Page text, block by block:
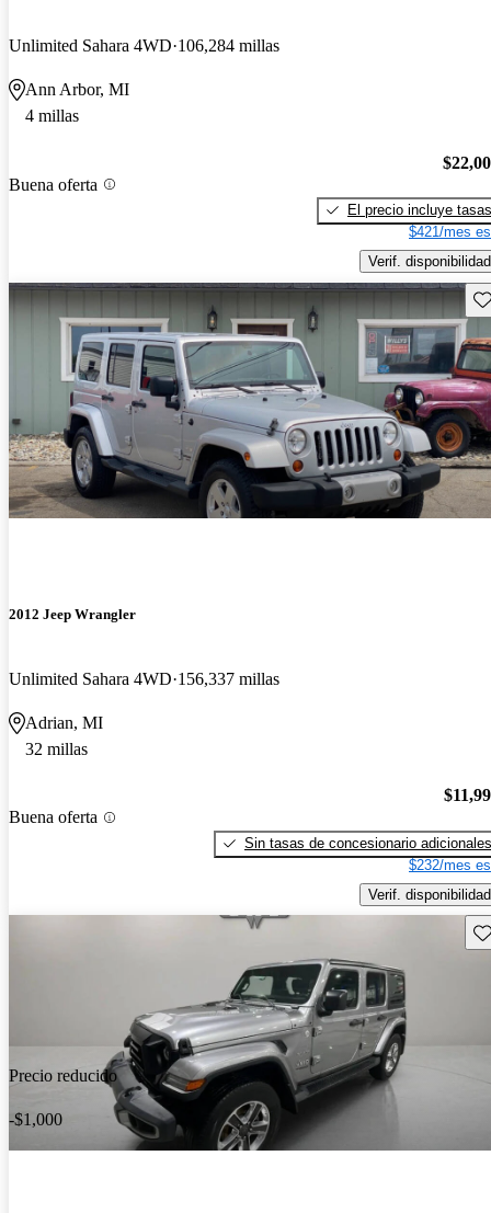
Unlimited Sahara 4WD 106,284 millas
Ann Arbor, MI
4 millas
Buena oferta
El precio incluye tasas
$421/mes
Verif. disponibilidad
2012 Jeep Wrangler
Unlimited Sahara 4WD 156,337 millas
Adrian, MI
32 millas
Buena oferta
Sin tasas de concesionario adicionales
$232/mes
Verif. disponibilidad
Precio reducido
-$1,000